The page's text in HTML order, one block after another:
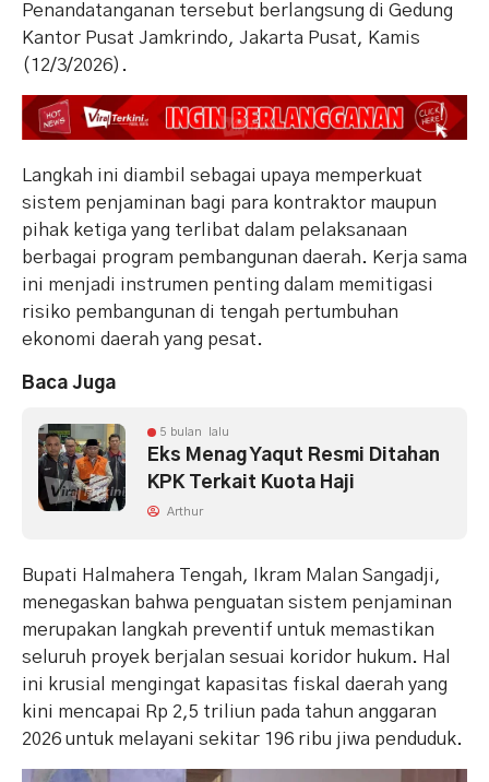
Penandatanganan tersebut berlangsung di Gedung
Kantor Pusat Jamkrindo, Jakarta Pusat, Kamis
(12/3/2026).
Langkah ini diambil sebagai upaya memperkuat
sistem penjaminan bagi para kontraktor maupun
pihak ketiga yang terlibat dalam pelaksanaan
berbagai program pembangunan daerah. Kerja sama
ini menjadi instrumen penting dalam memitigasi
risiko pembangunan di tengah pertumbuhan
ekonomi daerah yang pesat.
Baca Juga
5 bulan lalu
Eks Menag Yaqut Resmi Ditahan
KPK Terkait Kuota Haji
Arthur
Bupati Halmahera Tengah, Ikram Malan Sangadji,
menegaskan bahwa penguatan sistem penjaminan
merupakan langkah preventif untuk memastikan
seluruh proyek berjalan sesuai koridor hukum. Hal
ini krusial mengingat kapasitas fiskal daerah yang
kini mencapai Rp 2,5 triliun pada tahun anggaran
2026 untuk melayani sekitar 196 ribu jiwa penduduk.